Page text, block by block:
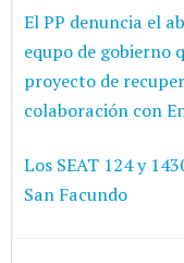
El PP denuncia el
equpo de gobierno
proyecto de
colaboración con
Los SEAT 124 y
San Facundo